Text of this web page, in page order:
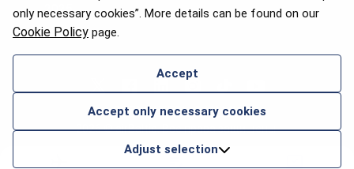
only necessary cookies”. More details can be found on our
Cookie Policy page.
Accept
Accept only necessary cookies
Adjust selection
2026 © airBaltic. Все права защищены.
СВЯЖИТЕСЬ С НАМИ